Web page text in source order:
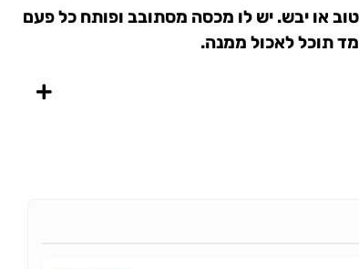
של מזון רטוב או יבש. יש לו מכסה מסתובב ופותח כל פעם
תוכל לאכול ממנה.